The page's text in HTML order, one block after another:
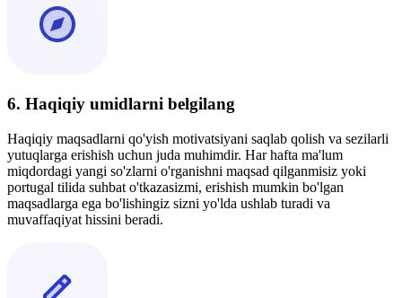
6. Haqiqiy umidlarni belgilang
Haqiqiy maqsadlarni qo'yish motivatsiyani saqlab qolish va sezilarli
yutuqlarga erishish uchun juda muhimdir. Har hafta ma'lum
miqdordagi yangi so'zlarni o'rganishni maqsad qilganmisiz yoki
portugal tilida suhbat o'tkazasizmi, erishish mumkin bo'lgan
maqsadlarga ega bo'lishingiz sizni yo'lda ushlab turadi va
muvaffaqiyat hissini beradi.